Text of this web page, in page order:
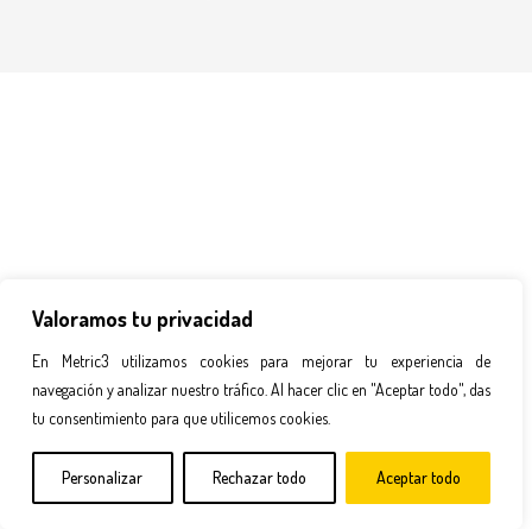
Valoramos tu privacidad
En Metric3 utilizamos cookies para mejorar tu experiencia de
navegación y analizar nuestro tráfico. Al hacer clic en "Aceptar todo", das
tu consentimiento para que utilicemos cookies.
Personalizar Rechazar todo Aceptar todo